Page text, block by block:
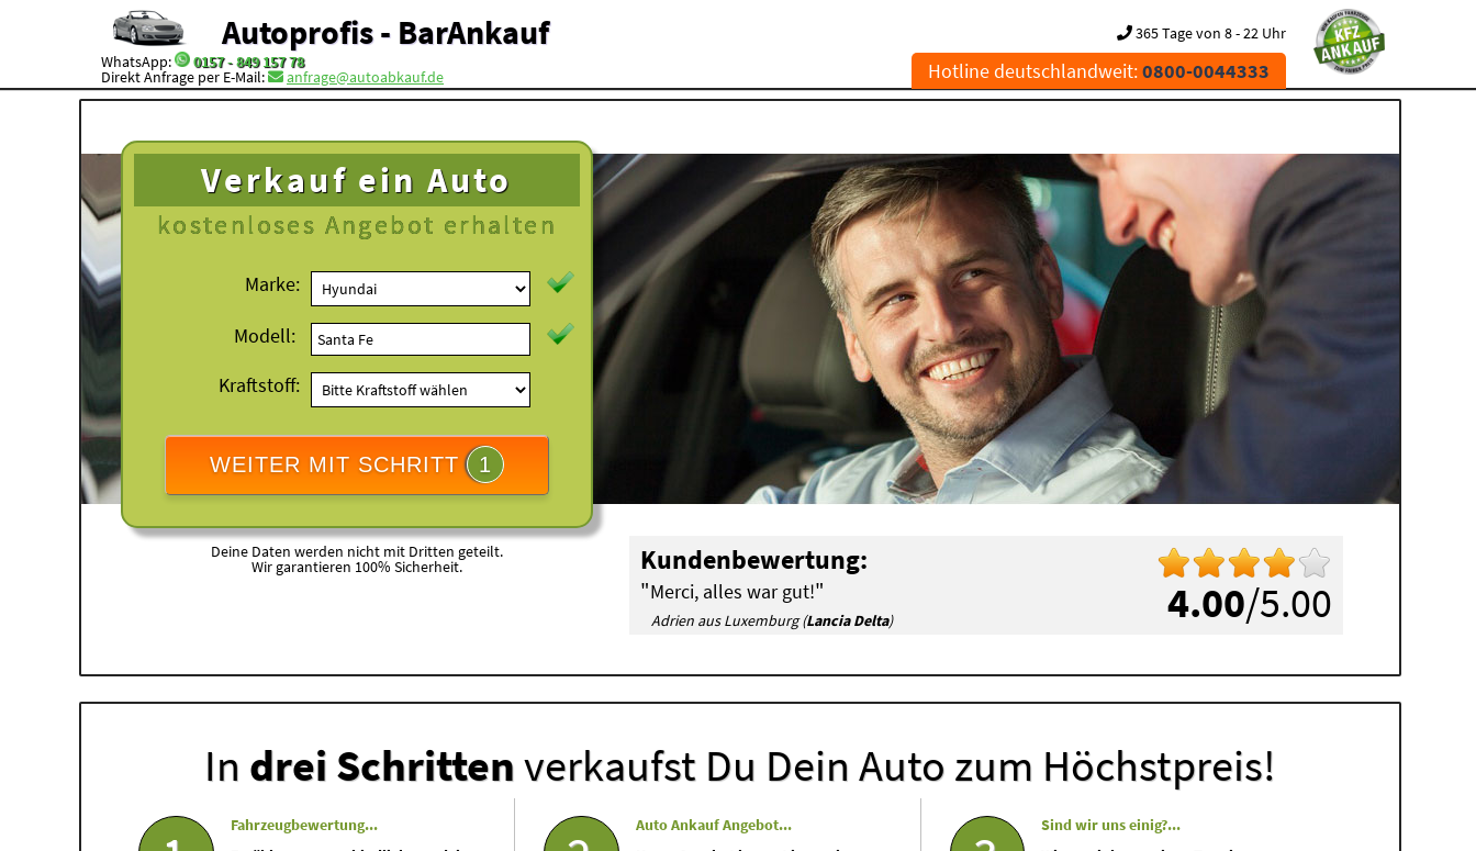
Autoprofis - BarAnkauf
WhatsApp: 0157 - 849 157 78
Direkt Anfrage per E-Mail: anfrage@autoabkauf.de
365 Tage von 8 - 22 Uhr
Hotline deutschlandweit:0800-0044333
Verkauf ein Auto
kostenloses Angebot erhalten
Marke:
Modell:
Kraftstoff:
WEITER MIT SCHRITT 1
Deine Daten werden nicht mit Dritten geteilt.
Wir garantieren 100% Sicherheit.
4.00/5.00
Kundenbewertung:
"Merci, alles war gut!"
Adrien aus Luxemburg (Lancia Delta)
In drei Schrittenverkaufst Du Dein Auto zum Höchstpreis!
Fahrzeugbewertung...
Auto Ankauf Angebot...
Sind wir uns einig?...